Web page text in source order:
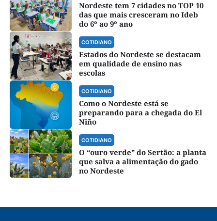
Nordeste tem 7 cidades no TOP 10
das que mais cresceram no Ideb
do 6º ao 9º ano
COTIDIANO
Estados do Nordeste se destacam
em qualidade de ensino nas
escolas
COTIDIANO
Como o Nordeste está se
preparando para a chegada do El
Niño
COTIDIANO
O “ouro verde” do Sertão: a planta
que salva a alimentação do gado
no Nordeste